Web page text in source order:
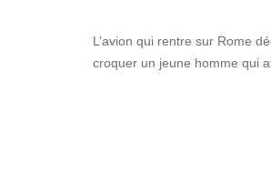
L’avion qui rentre sur Rome
croquer un jeune homme qui